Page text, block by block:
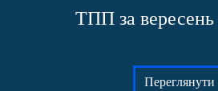
ТПП за
Переглянути